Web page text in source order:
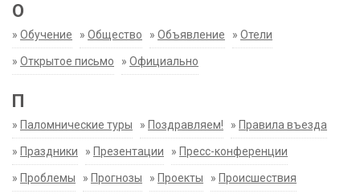
О
» Обучение » Общество » Объявление » Отели
» Открытое письмо » Официально
П
» Паломнические туры » Поздравляем! » Правила въезда
» Праздники » Презентации » Пресс-конференции
» Проблемы » Прогнозы » Проекты » Происшествия